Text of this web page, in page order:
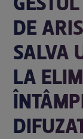
DE
SALVA
LA